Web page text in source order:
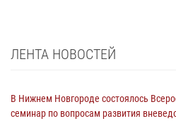
ЛЕНТА НОВОСТЕЙ
В Нижнем Новгороде состоялось
семинар по вопросам развития